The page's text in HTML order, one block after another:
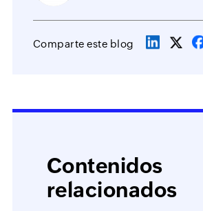
Comparte este blog
Contenidos
relacionados